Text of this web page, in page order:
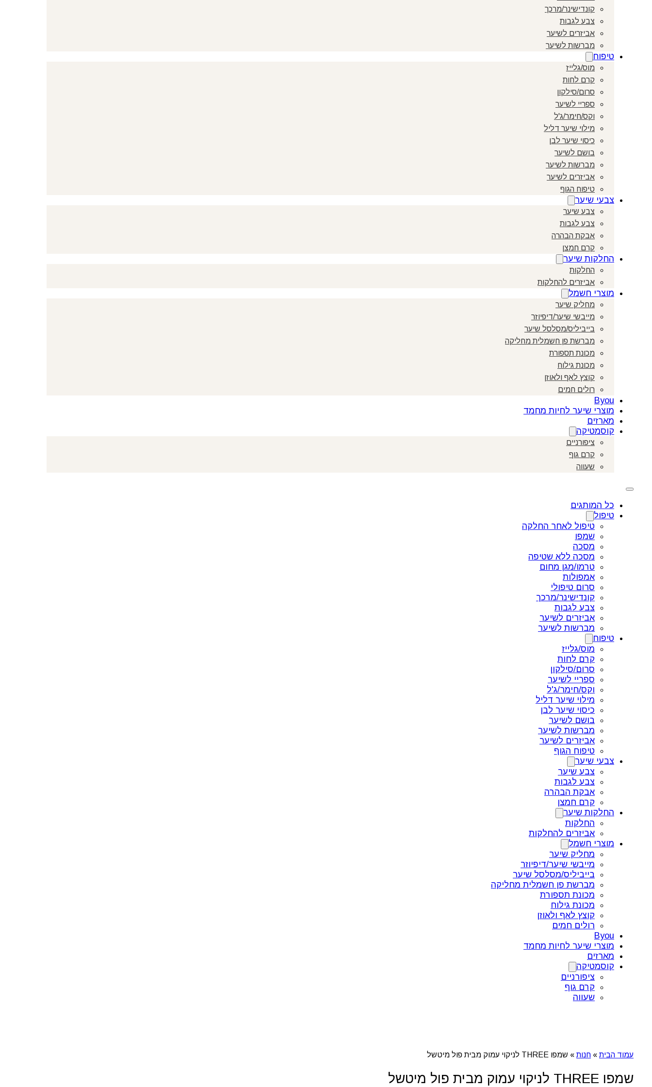
קונדישינר/מרכך
צבע לגבות
אביזרים לשיער
מברשות לשיער
טיפוח
מוס/גלייז
קרם לחות
סרום/סילקון
ספריי לשיער
וקס/חימר/ג'ל
מילוי שיער דליל
כיסוי שיער לבן
בושם לשיער
מברשות לשיער
אביזרים לשיער
טיפוח הגוף
צבעי שיער
צבע שיער
צבע לגבות
אבקת הבהרה
קרם חמצן
החלקות שיער
החלקות
אביזרים להחלקות
מוצרי חשמל
מחליק שיער
מייבשי שיער/דיפיוזר
בייביליס/מסלסל שיער
מברשת פן חשמלית מחליקה
מכונת תספורת
מכונת גילוח
קוצץ לאף ולאוזן
רולים חמים
Byou
מוצרי שיער לחיות מחמד
מארזים
קוסמטיקה
ציפורניים
קרם גוף
שעווה
כל המותגים
טיפול
טיפול לאחר החלקה
שמפו
מסכה
מסכה ללא שטיפה
טרמו/מגן מחום
אמפולות
סרום טיפולי
קונדישינר/מרכך
צבע לגבות
אביזרים לשיער
מברשות לשיער
טיפוח
מוס/גלייז
קרם לחות
סרום/סילקון
ספריי לשיער
וקס/חימר/ג'ל
מילוי שיער דליל
כיסוי שיער לבן
בושם לשיער
מברשות לשיער
אביזרים לשיער
טיפוח הגוף
צבעי שיער
צבע שיער
צבע לגבות
אבקת הבהרה
קרם חמצן
החלקות שיער
החלקות
אביזרים להחלקות
מוצרי חשמל
מחליק שיער
מייבשי שיער/דיפיוזר
בייביליס/מסלסל שיער
מברשת פן חשמלית מחליקה
מכונת תספורת
מכונת גילוח
קוצץ לאף ולאוזן
רולים חמים
Byou
מוצרי שיער לחיות מחמד
מארזים
קוסמטיקה
ציפורניים
קרם גוף
שעווה
עמוד הבית » חנות » שמפו THREE לניקוי עמוק מבית פול מיטשל
שמפו THREE לניקוי עמוק מבית פול מיטשל